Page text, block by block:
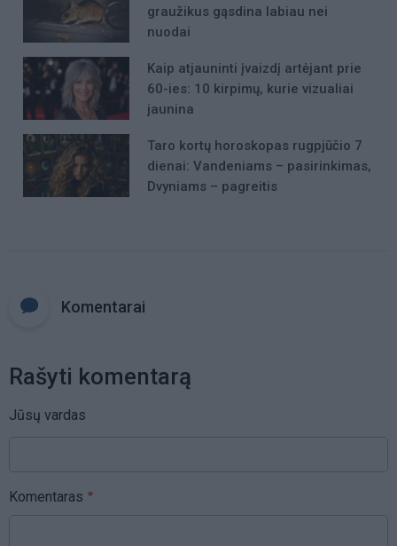
graužikus gąsdina labiau nei
nuodai
Kaip atjauninti įvaizdį artėjant prie
60-ies: 10 kirpimų, kurie vizualiai
jaunina
Taro kortų horoskopas rugpjūčio 7
dienai: Vandeniams – pasirinkimas,
Dvyniams – pagreitis
Komentarai
Rašyti komentarą
Jūsų vardas
Komentaras